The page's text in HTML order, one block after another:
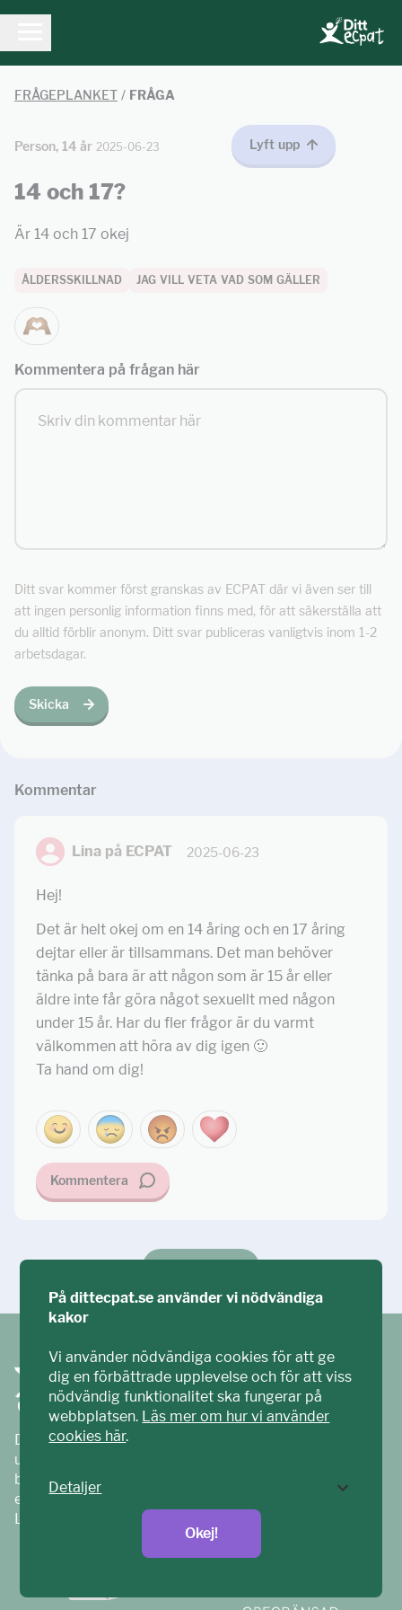
FRÅGEPLANKET / FRÅGA
Person, 14 år 2025-06-23 Lyft upp
14 och 17?
Är 14 och 17 okej
ÅLDERSSKILLNAD JAG VILL VETA VAD SOM GÄLLER
Kommentera på frågan här
Ditt svar kommer först granskas av ECPAT där vi även ser till
att ingen personlig information finns med, för att säkerställa att
du alltid förblir anonym. Ditt svar publiceras vanligtvis inom 1-2
arbetsdagar.
Skicka
Kommentar
Lina på ECPAT 2025-06-23
Hej!
Det är helt okej om en 14 åring och en 17 åring
dejtar eller är tillsammans. Det man behöver
tänka på bara är att någon som är 15 år eller
äldre inte får göra något sexuellt med någon
under 15 år. Har du fler frågor är du varmt
välkommen att höra av dig igen 🙂
Ta hand om dig!
Kommentera
Ditt ECPAT har tagits fram tillsammans med barn och
unga. Vi är en del av ECPAT Sverige – en
barnrättsorganisation som arbetar mot sexuell
exploatering av barn.
Läs mer på
ecpat.se
På dittecpat.se använder vi nödvändiga
kakor
Vi använder nödvändiga cookies för att ge
dig en förbättrade upplevelse och för att viss
nödvändig funktionalitet ska fungerar på
webbplatsen. Läs mer om hur vi använder
cookies här.
Detaljer
Okej!